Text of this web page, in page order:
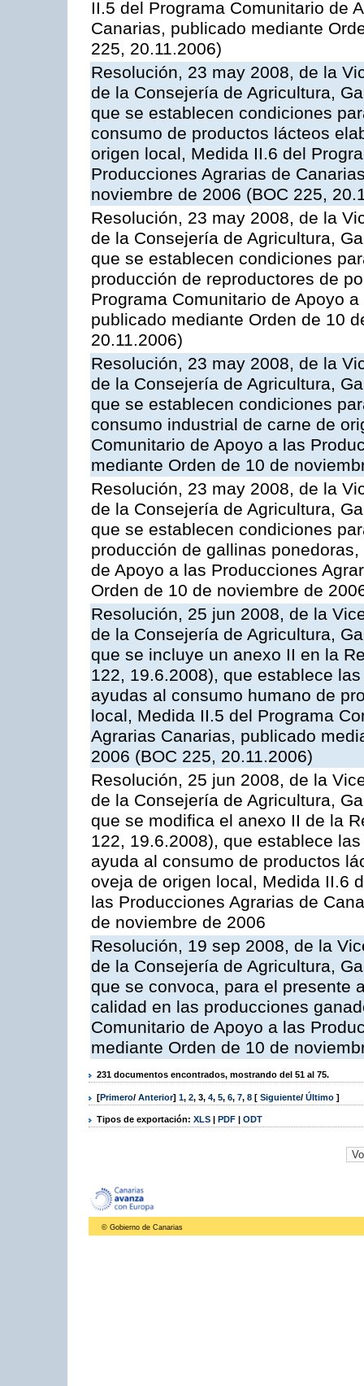
II.5 del Programa Comunitario de
Canarias, publicado mediante
225, 20.11.2006)
Resolución, 23 may 2008, de la
de la Consejería de Agricultura,
que se establecen condiciones
consumo de productos lácteos
origen local, Medida II.6 del
Producciones Agrarias de
noviembre de 2006 (BOC 225,
Resolución, 23 may 2008, de la
de la Consejería de Agricultura,
que se establecen condiciones
producción de reproductores de
Programa Comunitario de Apoyo
publicado mediante Orden de 10
20.11.2006)
Resolución, 23 may 2008, de la
de la Consejería de Agricultura,
que se establecen condiciones
consumo industrial de carne de
Comunitario de Apoyo a las
mediante Orden de 10 de
Resolución, 23 may 2008, de la
de la Consejería de Agricultura,
que se establecen condiciones
producción de gallinas
de Apoyo a las Producciones
Orden de 10 de noviembre de
Resolución, 25 jun 2008, de la
de la Consejería de Agricultura,
que se incluye un anexo II en la
122, 19.6.2008), que establece
ayudas al consumo humano de
local, Medida II.5 del Programa
Agrarias Canarias, publicado
2006 (BOC 225, 20.11.2006)
Resolución, 25 jun 2008, de la
de la Consejería de Agricultura,
que se modifica el anexo II de la
122, 19.6.2008), que establece
ayuda al consumo de productos
oveja de origen local, Medida II.6
las Producciones Agrarias de
de noviembre de 2006
Resolución, 19 sep 2008, de la
de la Consejería de Agricultura,
que se convoca, para el presente
calidad en las producciones
Comunitario de Apoyo a las
mediante Orden de 10 de
231 documentos encontrados, mostrando del 51 al 75.
[Primero/ Anterior] 1, 2, 3, 4, 5, 6, 7, 8 [ Siguiente/ Último ]
Tipos de exportación: XLS | PDF | ODT
© Gobierno de Canarias